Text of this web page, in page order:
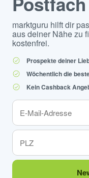
marktguru hilft dir
aus deiner Nähe zu
kostenfrei.
Prospekte deiner
Wöchentlich die
Kein Cashback